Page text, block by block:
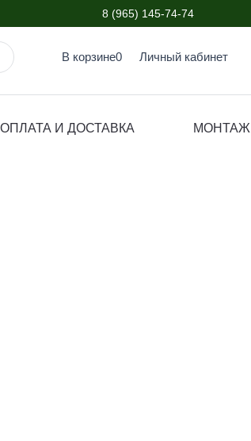
8 (965) 145-74-74
В корзине Личный кабинет
ОПЛАТА И ДОСТАВКА МОНТАЖ